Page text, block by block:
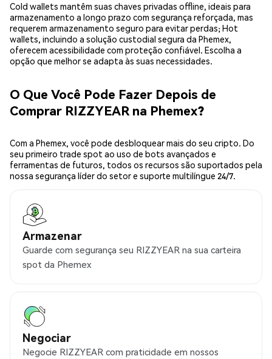
Cold wallets mantêm suas chaves privadas offline, ideais para
armazenamento a longo prazo com segurança reforçada, mas
requerem armazenamento seguro para evitar perdas; Hot
wallets, incluindo a solução custodial segura da Phemex,
oferecem acessibilidade com proteção confiável. Escolha a
opção que melhor se adapta às suas necessidades.
O Que Você Pode Fazer Depois de
Comprar RIZZYEAR na Phemex?
Com a Phemex, você pode desbloquear mais do seu cripto. Do
seu primeiro trade spot ao uso de bots avançados e
ferramentas de futuros, todos os recursos são suportados pela
nossa segurança líder do setor e suporte multilíngue 24/7.
Armazenar
Guarde com segurança seu RIZZYEAR na sua carteira
spot da Phemex
Negociar
Negocie RIZZYEAR com praticidade em nossos